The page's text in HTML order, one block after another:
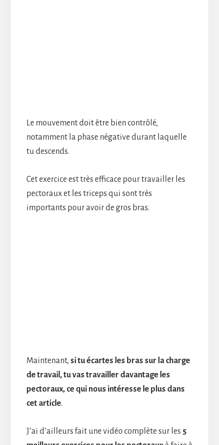
Le mouvement doit être bien contrôlé,
notamment la phase négative durant laquelle
tu descends.
Cet exercice est très efficace pour travailler les
pectoraux et les triceps qui sont très
importants pour avoir de gros bras.
Maintenant, si tu écartes les bras sur la charge
de travail, tu vas travailler davantage les
pectoraux, ce qui nous intéresse le plus dans
cet article.
J’ai d’ailleurs fait une vidéo complète sur les 5